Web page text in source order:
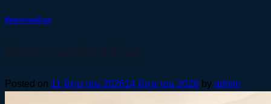
ศัลยกรรมหน้าอก
Posted on 11 มิถุนายน 202614 มิถุนายน 2026 by admin